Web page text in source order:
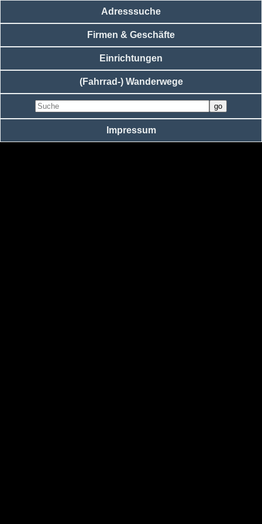
Adresssuche
Firmen & Geschäfte
Einrichtungen
(Fahrrad-) Wanderwege
Impressum